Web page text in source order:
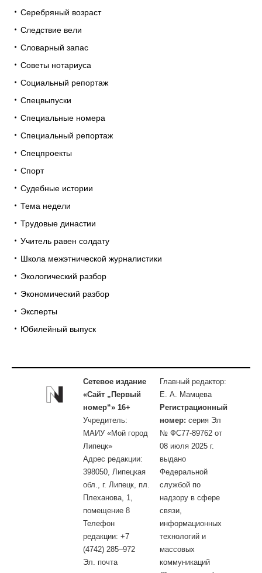
Серебряный возраст
Следствие вели
Словарный запас
Советы нотариуса
Социальный репортаж
Спецвыпуски
Специальные номера
Специальный репортаж
Спецпроекты
Спорт
Судебные истории
Тема недели
Трудовые династии
Учитель равен солдату
Школа межэтнической журналистики
Экологический разбор
Экономический разбор
Эксперты
Юбилейный выпуск
Сетевое издание
«Сайт „Первый
номер“» 16+
Учредитель:
МАИУ «Мой город
Липецк»
Адрес редакции:
398050, Липецкая
обл., г. Липецк, пл.
Плеханова, 1,
помещение 8
Телефон
редакции: +7
(4742) 285–972
Эл. почта
Главный редактор:
Е. А. Мамцева
Регистрационный
номер: серия Эл
№ ФС77-89762 от
08 июля 2025 г.
выдано
Федеральной
службой по
надзору в сфере
связи,
информационных
технологий и
массовых
коммуникаций